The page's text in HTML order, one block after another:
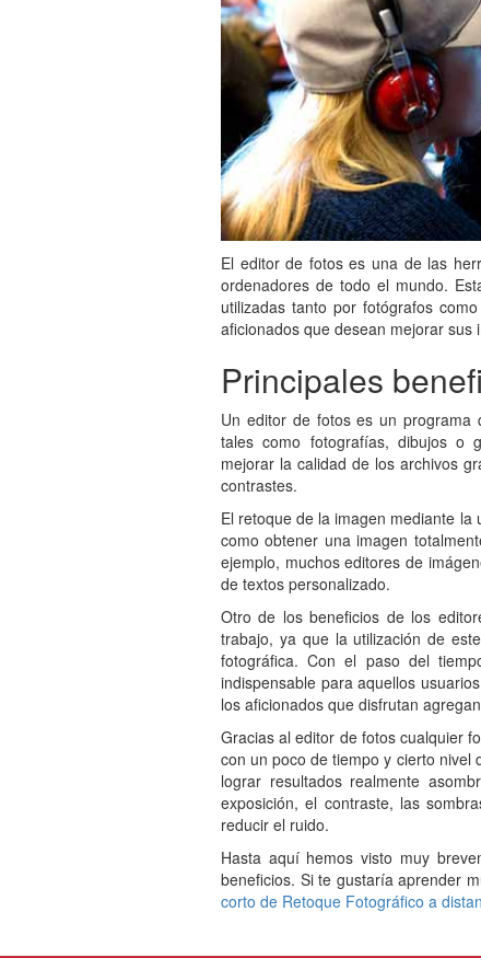
El editor de fotos es una de las
ordenadores de todo el mundo.
utilizadas tanto por fotógrafos
aficionados que desean mejorar sus
Principales
Un editor de fotos es un programa
tales como fotografías, dibujos o
mejorar la calidad de los archivos
contrastes.
El retoque de la imagen mediante
como obtener una imagen
ejemplo, muchos editores de
de textos personalizado.
Otro de los beneficios de los
trabajo, ya que la utilización de
fotográfica. Con el paso del
indispensable para aquellos
los aficionados que disfrutan
Gracias al editor de fotos cualquier
con un poco de tiempo y cierto nivel
lograr resultados realmente
exposición, el contraste, las
reducir el ruido.
Hasta aquí hemos visto muy
beneficios. Si te gustaría aprender
corto de Retoque Fotográfico a